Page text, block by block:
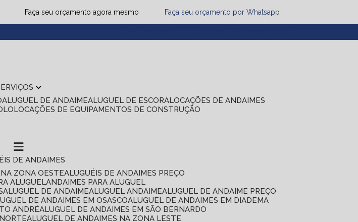
Faça seu orçamento agora mesmo Faça seu orçamento por Whatsapp
SERVIÇOS
ALUGUEL DE ANDAIME ALUGUEL DE ESCORA LOCAÇÕES DE ANDAIMES
LOCAÇÕES DE EQUIPAMENTOS DE CONSTRUÇÃO
DE ANDAIMES
NA ZONA OESTE ALUGUÉIS DE ANDAIMES PREÇO
ALUGUEL ANDAIMES PARA ALUGUEL
ALUGUEL DE ANDAIME ALUGUEL ANDAIME ALUGUEL DE ANDAIME PREÇO
DE ANDAIMES EM OSASCO ALUGUEL DE ANDAIMES EM DIADEMA
ANDRÉ ALUGUEL DE ANDAIMES EM SÃO BERNARDO
ALUGUEL DE ANDAIMES NA ZONA LESTE